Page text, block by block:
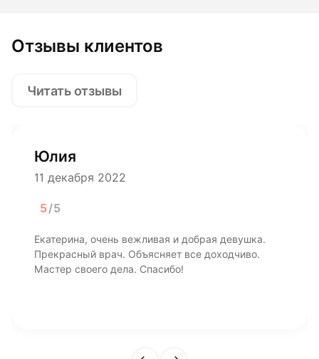
Отзывы клиентов
Читать отзывы
Юлия
11 декабря 2022
5/5
Екатерина, очень вежливая и добрая девушка.
Прекрасный врач. Объясняет все доходчиво.
Мастер своего дела. Спасибо!